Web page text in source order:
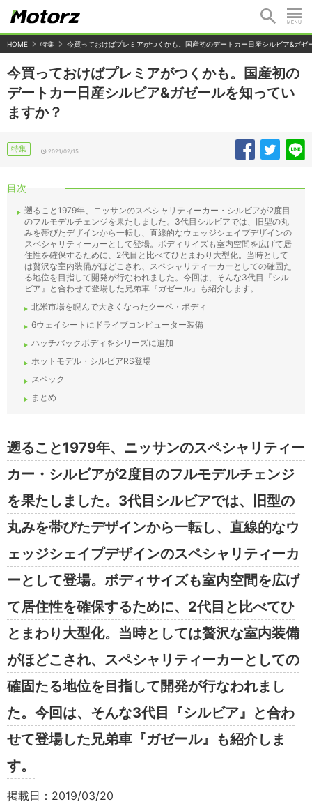
HOME 特集 今買っておけばプレミアがつくかも。国産初のデートカー日産シルビア&ガゼ
今買っておけばプレミアがつくかも。国産初の
デートカー日産シルビア&ガゼールを知ってい
ますか？
特集 2021/02/15
目次
遡ること1979年、ニッサンのスペシャリティーカー・シルビアが2度目
のフルモデルチェンジを果たしました。3代目シルビアでは、旧型の丸
みを帯びたデザインから一転し、直線的なウェッジシェイプデザインの
スペシャリティーカーとして登場。ボディサイズも室内空間を広げて居
住性を確保するために、2代目と比べてひとまわり大型化。当時として
は贅沢な室内装備がほどこされ、スペシャリティーカーとしての確固た
る地位を目指して開発が行なわれました。今回は、そんな3代目『シル
ビア』と合わせて登場した兄弟車『ガゼール』も紹介します。
北米市場を睨んで大きくなったクーペ・ボディ
6ウェイシートにドライブコンピューター装備
ハッチバックボディをシリーズに追加
ホットモデル・シルビアRS登場
スペック
まとめ
遡ること1979年、ニッサンのスペシャリティー
カー・シルビアが2度目のフルモデルチェンジ
を果たしました。3代目シルビアでは、旧型の
丸みを帯びたデザインから一転し、直線的なウ
ェッジシェイプデザインのスペシャリティーカ
ーとして登場。ボディサイズも室内空間を広げ
て居住性を確保するために、2代目と比べてひ
とまわり大型化。当時としては贅沢な室内装備
がほどこされ、スペシャリティーカーとしての
確固たる地位を目指して開発が行なわれまし
た。今回は、そんな3代目『シルビア』と合わ
せて登場した兄弟車『ガゼール』も紹介しま
す。
掲載日：2019/03/20